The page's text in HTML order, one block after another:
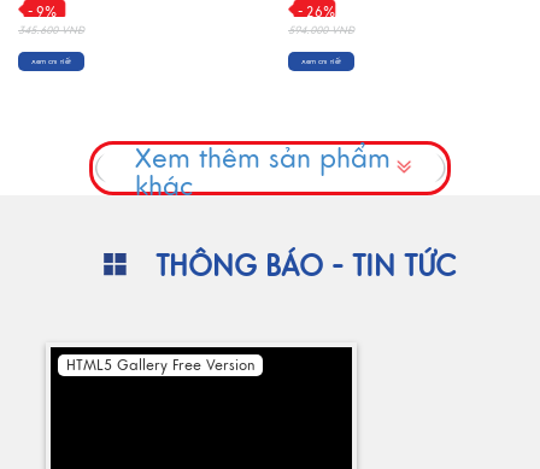
- 9%
345.600 VNĐ
Xem chi tiết
- 26%
594.000 VNĐ
Xem chi tiết
Xem thêm sản phẩm
khác
THÔNG BÁO - TIN TỨC
HTML5 Gallery Free Version